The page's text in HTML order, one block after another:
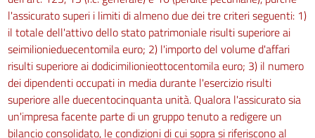
l'assicurato superi i limiti di almeno due dei tre criteri seguenti: 1)
il totale dell'attivo dello stato patrimoniale risulti superiore ai
seimilionieduecentomila euro; 2) l'importo del volume d'affari
risulti superiore ai dodicimilionieottocentomila euro; 3) il numero
dei dipendenti occupati in media durante l'esercizio risulti
superiore alle duecentocinquanta unità. Qualora l'assicurato sia
un'impresa facente parte di un gruppo tenuto a redigere un
bilancio consolidato, le condizioni di cui sopra si riferiscono al